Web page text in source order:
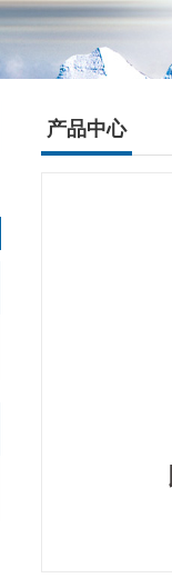
产品中心